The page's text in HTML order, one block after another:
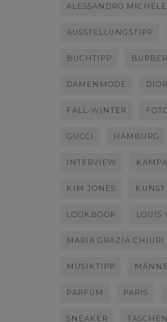
ALESSANDRO MICHELE
AUSSTELLUNGSTIPP
BUCHTIPP
DAMENMODE DIOR
FALL-WINTER
GUCCI HAMBURG
INTERVIEW
KIM JONES KUNST
LOOKBOOK LOUIS
MARIA GRAZIA CHIURI
MUSIKTIPP
PARFUM PARIS
SNEAKER